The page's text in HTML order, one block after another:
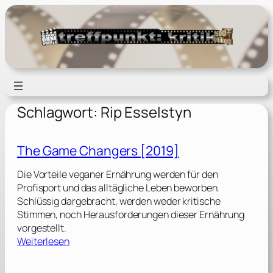
Zum
Inhalt
springen
Schlagwort: Rip Esselstyn
The Game Changers [2019]
Die Vorteile veganer Ernährung werden für den
Profisport und das alltägliche Leben beworben.
Schlüssig dargebracht, werden weder kritische
Stimmen, noch Herausforderungen dieser Ernährung
vorgestellt.
Weiterlesen: